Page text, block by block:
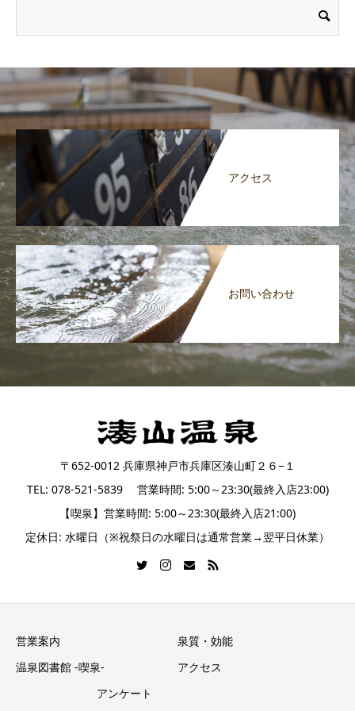
アクセス
お問い合わせ
〒652-0012 兵庫県神戸市兵庫区湊山町２６−１
TEL: 078-521-5839 営業時間: 5:00～23:30(最終入店23:00)
【喫泉】営業時間: 5:00～23:30(最終入店21:00)
定休日: 水曜日（※祝祭日の水曜日は通常営業→翌平日休業）
営業案内
泉質・効能
温泉図書館 -喫泉-
アクセス
アンケート